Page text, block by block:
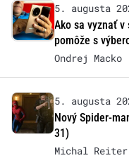
5. augusta
Ako sa vyznať v
pomôže s
Ondrej Macko
5. augusta
Nový Spider-
31)
Michal Reiter